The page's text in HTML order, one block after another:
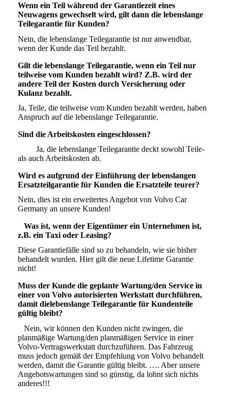
Wenn ein Teil während der Garantiezeit eines
Neuwagens gewechselt wird, gilt dann die lebenslange
Teilegarantie für Kunden?
Nein, die lebenslange Teilegarantie ist nur anwendbar,
wenn der Kunde das Teil bezahlt.
Gilt die lebenslange Teilegarantie, wenn ein Teil nur
teilweise vom Kunden bezahlt wird? Z.B. wird der
andere Teil der Kosten durch Versicherung oder
Kulanz bezahlt.
Ja, Teile, die teilweise vom Kunden bezahlt werden, haben
Anspruch auf die lebenslange Teilegarantie.
Sind die Arbeitskosten eingeschlossen?
Ja, die lebenslange Teilegarantie deckt sowohl Teile-
als auch Arbeitskosten ab.
Wird es aufgrund der Einführung der lebenslangen
Ersatzteilgarantie für Kunden die Ersatzteile teurer?
Nein, dies ist ein erweitertes Angebot von Volvo Car
Germany an unsere Kunden!
Was ist, wenn der Eigentümer ein Unternehmen ist,
z.B. ein Taxi oder Leasing?
Diese Garantiefälle sind so zu behandeln, wie sie bisher
behandelt wurden. Hier gilt die neue Lifetime Garantie
nicht!
Muss der Kunde die geplante Wartung/den Service in
einer von Volvo autorisierten Werkstatt durchführen,
damit dielebenslange Teilegarantie für Kundenteile
gültig bleibt?
Nein, wir können den Kunden nicht zwingen, die
planmäßige Wartung/den planmäßigen Service in einer
Volvo-Vertragswerkstatt durchzuführen. Das Fahrzeug
muss jedoch gemäß der Empfehlung von Volvo behandelt
werden, damit die Garantie gültig bleibt. …. Aber unsere
Angebotswartungen sind so günstig, da lohnt sich nichts
anderes!!!